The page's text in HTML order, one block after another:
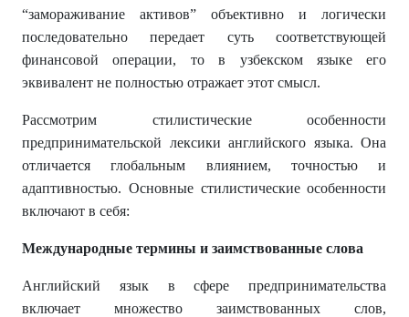
“замораживание активов” объективно и логически
последовательно передает суть соответствующей
финансовой операции, то в узбекском языке его
эквивалент не полностью отражает этот смысл.
Рассмотрим стилистические особенности
предпринимательской лексики английского языка. Она
отличается глобальным влиянием, точностью и
адаптивностью. Основные стилистические особенности
включают в себя:
Международные термины и заимствованные слова
Английский язык в сфере предпринимательства
включает множество заимствованных слов,